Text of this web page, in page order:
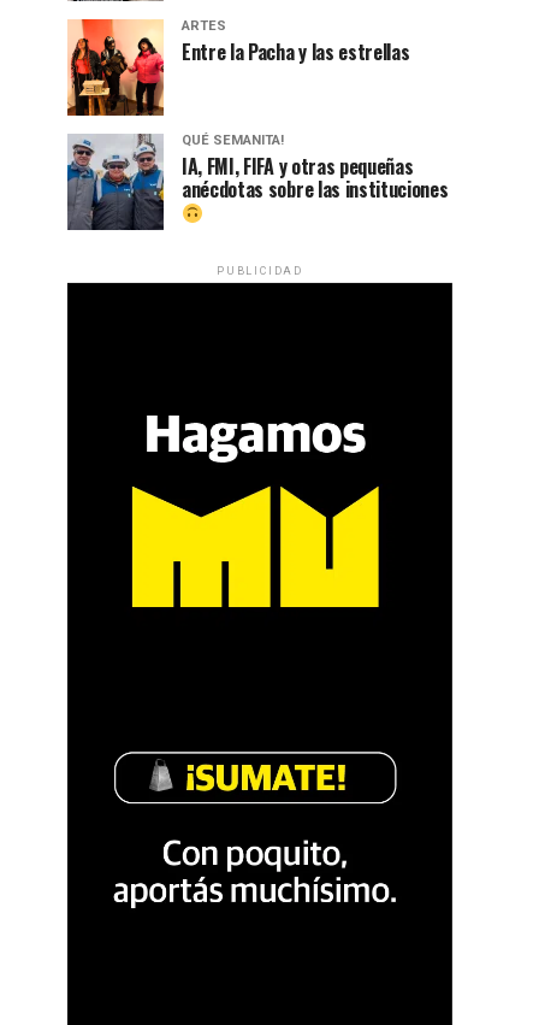
ARTES
Entre la Pacha y las estrellas
QUÉ SEMANITA!
IA, FMI, FIFA y otras pequeñas
anécdotas sobre las instituciones
PUBLICIDAD